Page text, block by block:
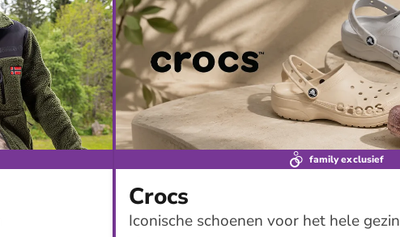
family exclusief
Crocs
Iconische schoenen voor het hele gezin